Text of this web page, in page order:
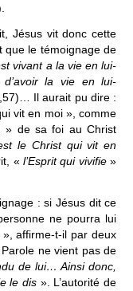
vit donc cette
que le témoignage de
vivant a la vie en lui-
la vie en lui-
Il aurait pu dire :
vit en moi », comme
» de sa foi au Christ
le Christ qui vit en
« l’Esprit qui vivifie»
: si Jésus dit ce
ne pourra lui
», affirme-t-il par deux
ne vient pas de
de lui… Ainsi donc,
le dis ». L’autorité de